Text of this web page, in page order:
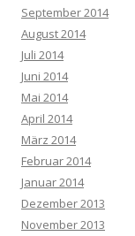
September 2014
August 2014
Juli 2014
Juni 2014
Mai 2014
April 2014
März 2014
Februar 2014
Januar 2014
Dezember 2013
November 2013